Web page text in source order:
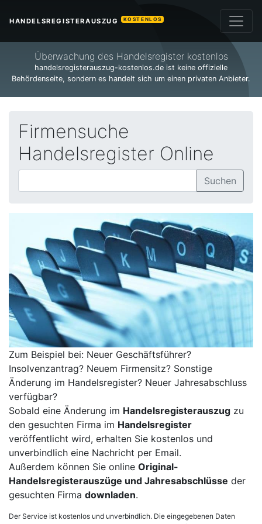
HANDELSREGISTERAUSZUG KOSTENLOS
Überwachung des Handelsregister kostenlos
handelsregisterauszug-kostenlos.de ist keine offizielle
Behördenseite, sondern es handelt sich um einen privaten Anbieter.
Firmensuche
Handelsregister Online
Suchen
Zum Beispiel bei: Neuer Geschäftsführer?
Insolvenzantrag? Neuem Firmensitz? Sonstige
Änderung im Handelsregister? Neuer Jahresabschluss
verfügbar?
Sobald eine Änderung im Handelsregisterauszug zu
den gesuchten Firma im Handelsregister
veröffentlicht wird, erhalten Sie kostenlos und
unverbindlich eine Nachricht per Email.
Außerdem können Sie online Original-
Handelsregisterauszüge und Jahresabschlüsse der
gesuchten Firma downladen.
Der Service ist kostenlos und unverbindlich. Die eingegebenen Daten